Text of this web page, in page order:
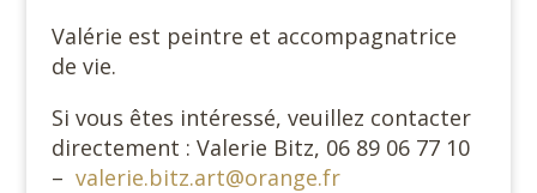
Valérie est peintre et accompagnatrice
de vie.
Si vous êtes intéressé, veuillez contacter
directement : Valerie Bitz, 06 89 06 77 10
– valerie.bitz.art@orange.fr